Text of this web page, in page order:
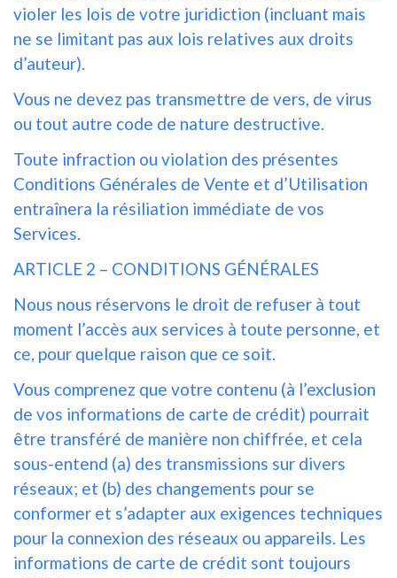
violer les lois de votre juridiction (incluant mais
ne se limitant pas aux lois relatives aux droits
d’auteur).
Vous ne devez pas transmettre de vers, de virus
ou tout autre code de nature destructive.
Toute infraction ou violation des présentes
Conditions Générales de Vente et d’Utilisation
entraînera la résiliation immédiate de vos
Services.
ARTICLE 2 – CONDITIONS GÉNÉRALES
Nous nous réservons le droit de refuser à tout
moment l’accès aux services à toute personne, et
ce, pour quelque raison que ce soit.
Vous comprenez que votre contenu (à l’exclusion
de vos informations de carte de crédit) pourrait
être transféré de manière non chiffrée, et cela
sous-entend (a) des transmissions sur divers
réseaux; et (b) des changements pour se
conformer et s’adapter aux exigences techniques
pour la connexion des réseaux ou appareils. Les
informations de carte de crédit sont toujours